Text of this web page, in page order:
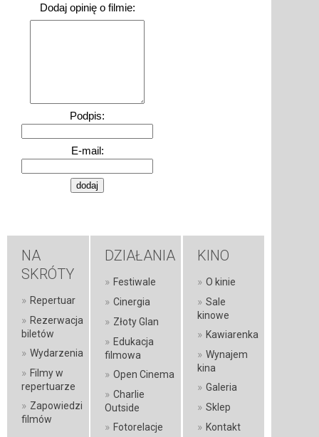
Dodaj opinię o filmie:
Podpis:
E-mail:
NA
SKRÓTY
» Repertuar
» Rezerwacja
biletów
» Wydarzenia
» Filmy w
repertuarze
» Zapowiedzi
filmów
DZIAŁANIA
» Festiwale
» Cinergia
» Złoty Glan
» Edukacja
filmowa
» Open Cinema
» Charlie
Outside
» Fotorelacje
KINO
» O kinie
» Sale
kinowe
» Kawiarenka
» Wynajem
kina
» Galeria
» Sklep
» Kontakt